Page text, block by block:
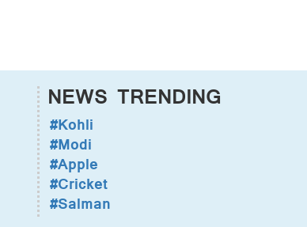
NEWS TRENDING
#Kohli
#Modi
#Apple
#Cricket
#Salman